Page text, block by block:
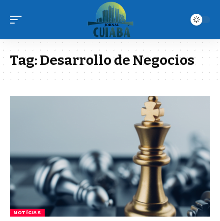
Tag:Desarrollo de Negocios
NOTÍCIAS